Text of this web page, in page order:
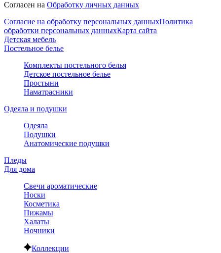
Согласен на Обработку личных данных
Согласие на обработку персональных данныхПолитика
обработки персональных данныхКарта сайта
Детская мебель
Постельное белье
Комплекты постельного белья
Детское постельное белье
Простыни
Наматрасники
Одеяла и подушки
Одеяла
Подушки
Анатомические подушки
Пледы
Для дома
Свечи ароматические
Носки
Косметика
Пижамы
Халаты
Ночники
Коллекции